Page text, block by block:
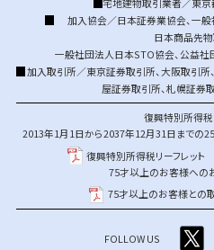
宅地建物取引業者／東京
加入協会／日本証券業協会、 一般
日本商品先
一般社団法人日本STO協会、 公益社
加入取引所／東京証券取引所、大阪取引所、
屋証券取引所、札幌証券
復興特別所得
2013年1月1日から2037年12月31日までの
復興特別所得税リーフレット
75才以上のお客様への
75才以上のお客様との
FOLLOW US